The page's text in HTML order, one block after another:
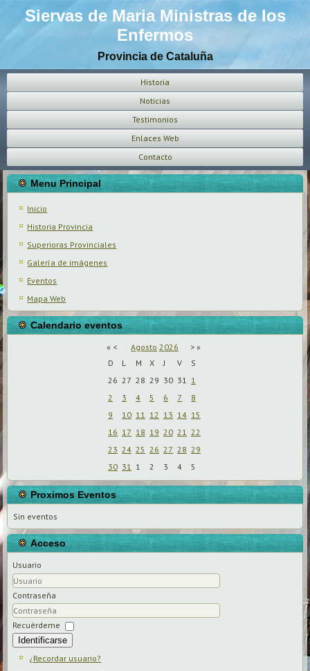
Siervas de Maria Ministras de los
Enfermos
Provincia de Cataluña
Historia
Noticias
Testimonios
Enlaces Web
Contacto
Menu Principal
Inicio
Historia Provincia
Superioras Provinciales
Galería de imágenes
Eventos
Mapa Web
Calendario eventos
« < Agosto 2026 > »
D
L M X J V
S
26 27 28 29 30 31 1
2
3 4 5 6 7
8
9
10 11 12 13 14 15
16 17 18 19 20 21 22
23 24 25 26 27 28 29
30 31 1 2 3 4 5
Proximos Eventos
Sin eventos
Acceso
Usuario
Contraseña
Recuérdeme
Identificarse
¿Recordar usuario?